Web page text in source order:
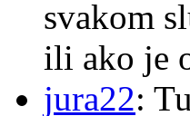
svakom
ili ako je
jura22: